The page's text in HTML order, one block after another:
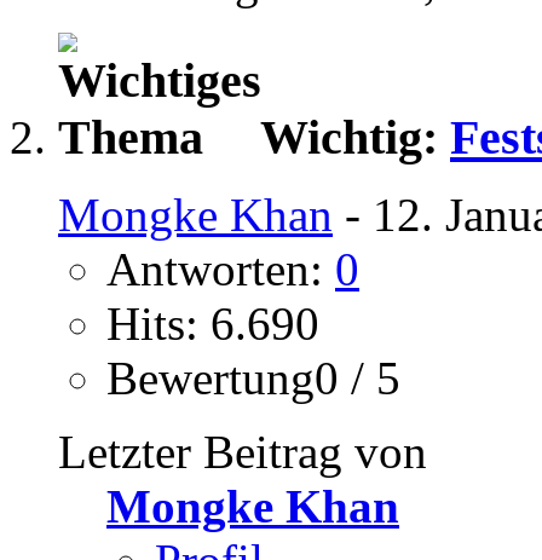
Wichtig:
Mongke Khan - 12.
Antworten: 0
Hits: 6.690
Bewertung0 / 5
Letzter Beitrag von
Mongke Khan